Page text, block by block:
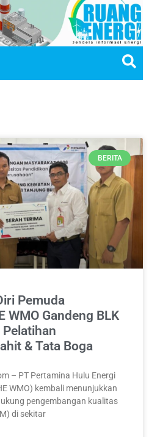
BERITA
Pemuda
WMO Gandeng BLK
& Tata Boga
– PT Pertamina Hulu Energi
WMO) kembali menunjukkan
pengembangan kualitas
di sekitar